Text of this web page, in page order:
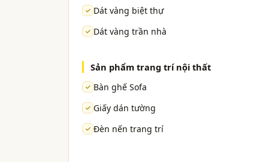
Dát vàng biệt thự
Dát vàng trần nhà
Sản phẩm trang trí nội thất
Bàn ghế Sofa
Giấy dán tường
Đèn nến trang trí